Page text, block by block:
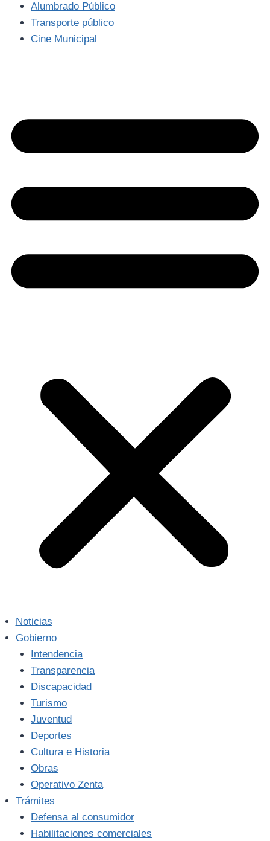
Alumbrado Público
Transporte público
Cine Municipal
Noticias
Gobierno
Intendencia
Transparencia
Discapacidad
Turismo
Juventud
Deportes
Cultura e Historia
Obras
Operativo Zenta
Trámites
Defensa al consumidor
Habilitaciones comerciales